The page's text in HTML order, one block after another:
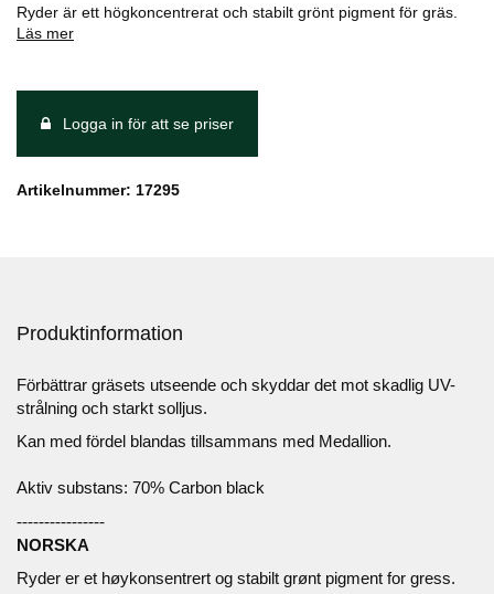
Ryder är ett högkoncentrerat och stabilt grönt pigment för gräs.
Läs mer
Logga in för att se priser
Artikelnummer: 17295
Produktinformation
Förbättrar gräsets utseende och skyddar det mot skadlig UV-
strålning och starkt solljus.
Kan med fördel blandas tillsammans med Medallion.
Aktiv substans: 70% Carbon black
----------------
NORSKA
Ryder er et høykonsentrert og stabilt grønt pigment for gress.